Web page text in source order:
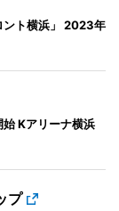
ント横浜」 2023年
始 Kアリーナ横浜
プ